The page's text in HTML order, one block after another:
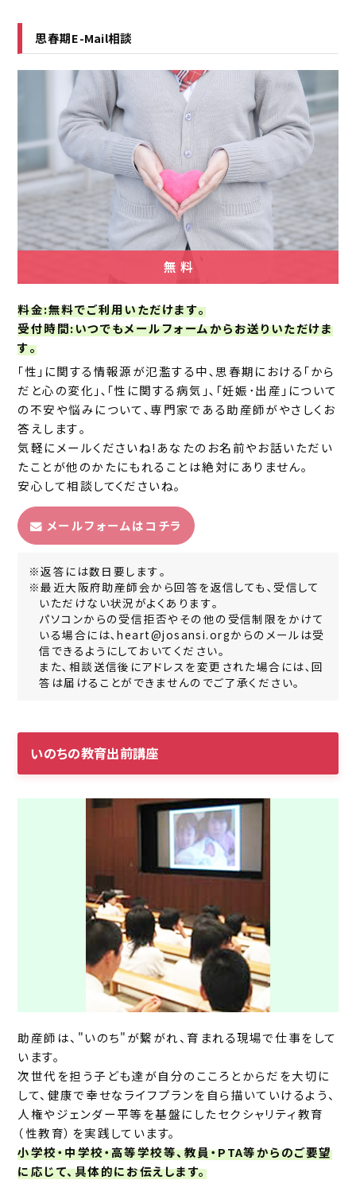
思春期E-Mail相談
料金:無料でご利用いただけます｡
受付時間:いつでもメールフォームからお送りいただけま
す｡
｢性｣に関する情報源が氾濫する中､思春期における｢から
だと心の変化｣､｢性に関する病気｣､｢妊娠･出産｣について
の不安や悩みについて､専門家である助産師がやさしくお
答えします｡
気軽にメールくださいね!あなたのお名前やお話いただい
たことが他のかたにもれることは絶対にありません｡
安心して相談してくださいね｡
メールフォームはコチラ
※返答には数日要します｡
※最近大阪府助産師会から回答を返信しても､受信して
いただけない状況がよくあります｡
パソコンからの受信拒否やその他の受信制限をかけて
いる場合には､heart@josansi.orgからのメールは受
信できるようにしておいてください｡
また､相談送信後にアドレスを変更された場合には､回
答は届けることができませんのでご了承ください｡
いのちの教育出前講座
助産師は、"いのち"が繋がれ、育まれる現場で仕事をして
います。
次世代を担う子ども達が自分のこころとからだを大切に
して、健康で幸せなライフプランを自ら描いていけるよう、
人権やジェンダー平等を基盤にしたセクシャリティ教育
（性教育）を実践しています。
小学校・中学校・高等学校等、教員・PTA等からのご要望
に応じて、具体的にお伝えします。